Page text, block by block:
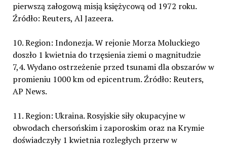
pierwszą załogową misją księżycową od 1972 roku.
Źródło: Reuters, Al Jazeera.
10. Region: Indonezja. W rejonie Morza Moluckiego
doszło 1 kwietnia do trzęsienia ziemi o magnitudzie
7,4. Wydano ostrzeżenie przed tsunami dla obszarów w
promieniu 1000 km od epicentrum. Źródło: Reuters,
AP News.
11. Region: Ukraina. Rosyjskie siły okupacyjne w
obwodach chersońskim i zaporoskim oraz na Krymie
doświadczyły 1 kwietnia rozległych przerw w